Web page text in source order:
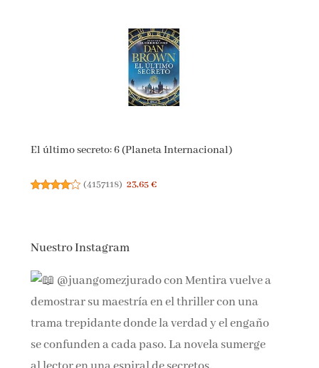
El último secreto: 6 (Planeta Internacional)
(4157118) 23,65 €
Nuestro Instagram